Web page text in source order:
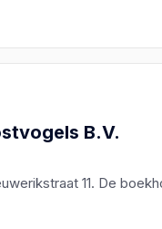
B.V.
11. De